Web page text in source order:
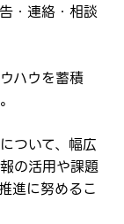
・連絡・相談
ハウを蓄積
ついて、幅広
の活用や課題
進に努めるこ